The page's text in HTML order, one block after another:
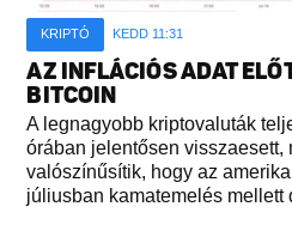
KRIPTÓ KEDD 11:31
AZ INFLÁCIÓS ADAT
BITCOIN
A legnagyobb kriptovaluták
órában jelentősen visszaesett,
valószínűsítik, hogy az
júliusban kamatemelés mellett